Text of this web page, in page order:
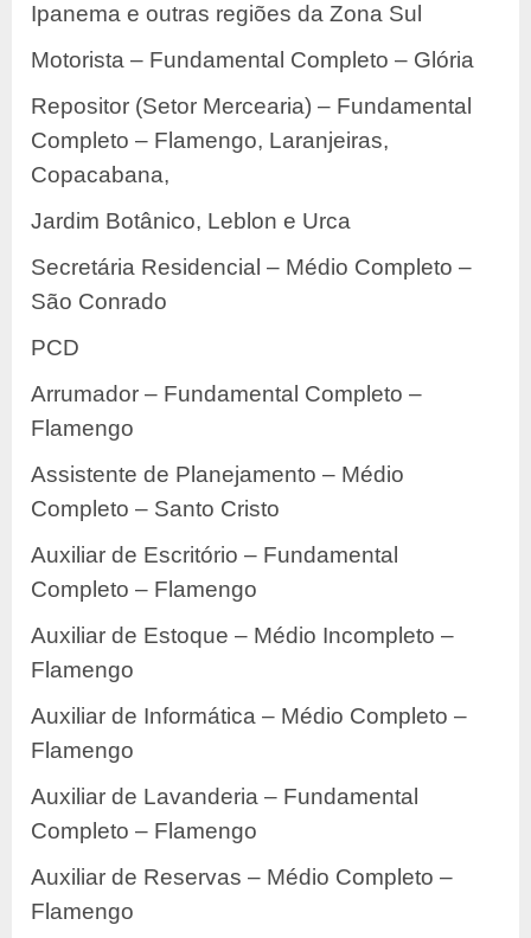
Ipanema e outras regiões da Zona Sul
Motorista – Fundamental Completo – Glória
Repositor (Setor Mercearia) – Fundamental
Completo – Flamengo, Laranjeiras,
Copacabana,
Jardim Botânico, Leblon e Urca
Secretária Residencial – Médio Completo –
São Conrado
PCD
Arrumador – Fundamental Completo –
Flamengo
Assistente de Planejamento – Médio
Completo – Santo Cristo
Auxiliar de Escritório – Fundamental
Completo – Flamengo
Auxiliar de Estoque – Médio Incompleto –
Flamengo
Auxiliar de Informática – Médio Completo –
Flamengo
Auxiliar de Lavanderia – Fundamental
Completo – Flamengo
Auxiliar de Reservas – Médio Completo –
Flamengo